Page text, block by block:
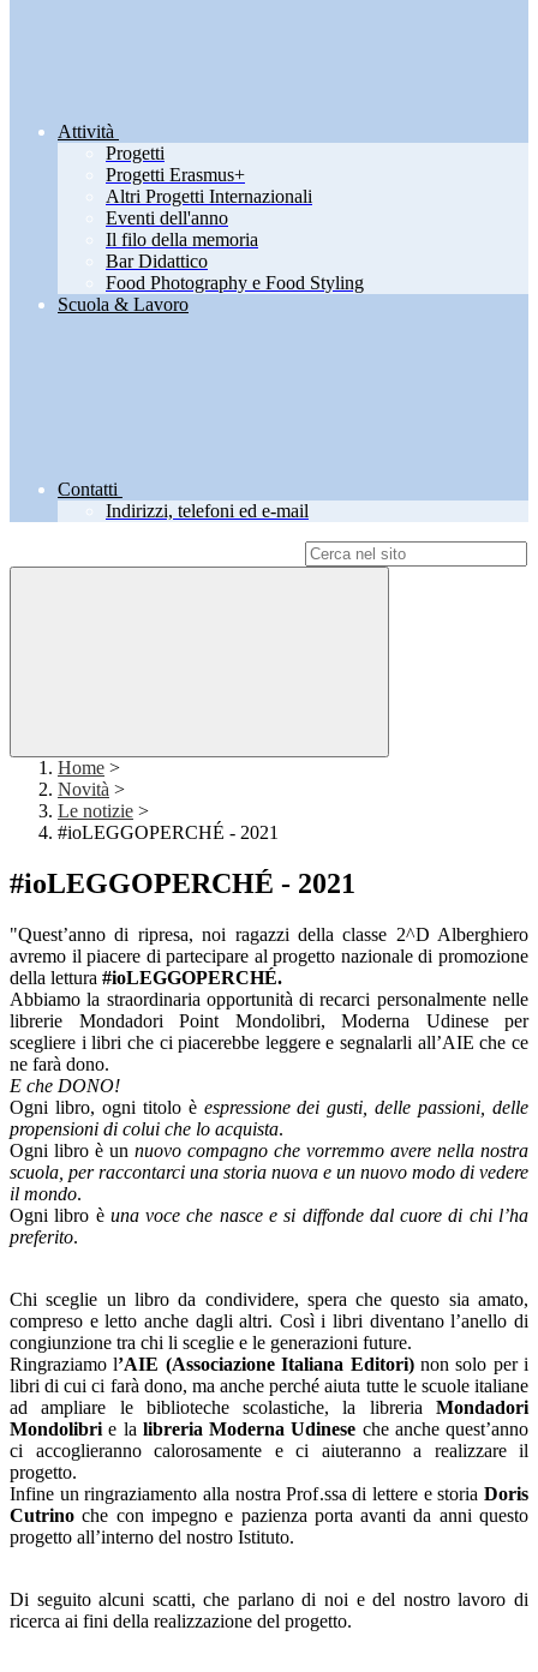
Attività
Progetti
Progetti Erasmus+
Altri Progetti Internazionali
Eventi dell'anno
Il filo della memoria
Bar Didattico
Food Photography e Food Styling
Scuola & Lavoro
Contatti
Indirizzi, telefoni ed e-mail
Home >
Novità >
Le notizie >
#ioLEGGOPERCHÉ - 2021
#ioLEGGOPERCHÉ - 2021
"Quest’anno di ripresa, noi ragazzi della classe 2^D Alberghiero
avremo il piacere di partecipare al progetto nazionale di promozione
della lettura #ioLEGGOPERCHÉ.
Abbiamo la straordinaria opportunità di recarci personalmente nelle
librerie Mondadori Point Mondolibri, Moderna Udinese per
scegliere i libri che ci piacerebbe leggere e segnalarli all’AIE che ce
ne farà dono.
E che DONO!
Ogni libro, ogni titolo è espressione dei gusti, delle passioni, delle
propensioni di colui che lo acquista.
Ogni libro è un nuovo compagno che vorremmo avere nella nostra
scuola, per raccontarci una storia nuova e un nuovo modo di vedere
il mondo.
Ogni libro è una voce che nasce e si diffonde dal cuore di chi l’ha
preferito.
Chi sceglie un libro da condividere, spera che questo sia amato,
compreso e letto anche dagli altri. Così i libri diventano l’anello di
congiunzione tra chi li sceglie e le generazioni future.
Ringraziamo l’AIE (Associazione Italiana Editori)non solo per i
libri di cui ci farà dono, ma anche perché aiuta tutte le scuole italiane
ad ampliare le biblioteche scolastiche, la libreria Mondadori
Mondolibri e la libreria Moderna Udinese che anche quest’anno
ci accoglieranno calorosamente e ci aiuteranno a realizzare il
progetto.
Infine un ringraziamento alla nostra Prof.ssa di lettere e storia Doris
Cutrino che con impegno e pazienza porta avanti da anni questo
progetto all’interno del nostro Istituto.
Di seguito alcuni scatti, che parlano di noi e del nostro lavoro di
ricerca ai fini della realizzazione del progetto.